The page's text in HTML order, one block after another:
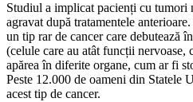
Studiul a implicat pacienți cu tumori
agravat după tratamentele
un tip rar de cancer care debutează
(celule care au atât funcții nervoase,
apărea în diferite organe, cum ar fi
Peste 12.000 de oameni din Statele
acest tip de cancer.